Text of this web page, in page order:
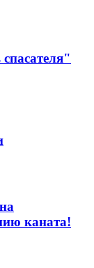
каната!